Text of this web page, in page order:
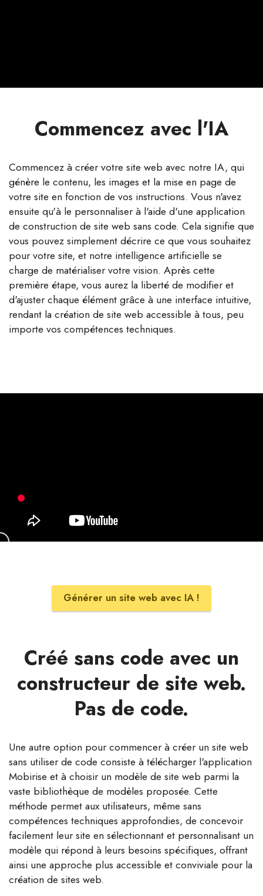
Commencez avec l'IA
Commencez à créer votre site web avec notre IA, qui
génère le contenu, les images et la mise en page de
votre site en fonction de vos instructions. Vous n'avez
ensuite qu'à le personnaliser à l'aide d'une application
de construction de site web sans code. Cela signifie que
vous pouvez simplement décrire ce que vous souhaitez
pour votre site, et notre intelligence artificielle se
charge de matérialiser votre vision. Après cette
première étape, vous aurez la liberté de modifier et
d'ajuster chaque élément grâce à une interface intuitive,
rendant la création de site web accessible à tous, peu
importe vos compétences techniques.
Générer un site web avec IA !
Créé sans code avec un
constructeur de site web.
Pas de code.
Une autre option pour commencer à créer un site web
sans utiliser de code consiste à télécharger l'application
Mobirise et à choisir un modèle de site web parmi la
vaste bibliothèque de modèles proposée. Cette
méthode permet aux utilisateurs, même sans
compétences techniques approfondies, de concevoir
facilement leur site en sélectionnant et personnalisant un
modèle qui répond à leurs besoins spécifiques, offrant
ainsi une approche plus accessible et conviviale pour la
création de sites web.